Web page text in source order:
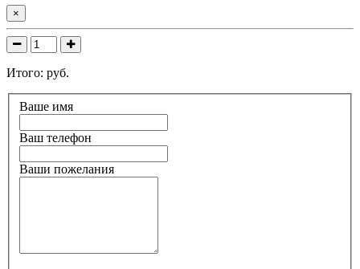
×
Итого: руб.
Ваше имя
Ваш телефон
Ваши пожелания